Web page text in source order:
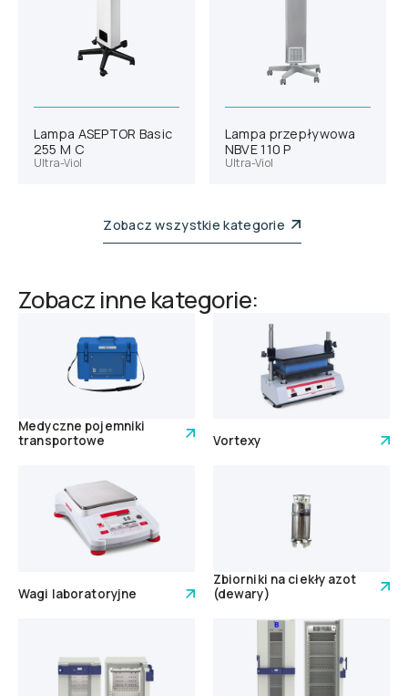
Lampa ASEPTOR Basic
255 M C
Ultra-Viol
Lampa przepływowa
NBVE 110 P
Ultra-Viol
Zobacz wszystkie kategorie
Zobacz inne kategorie:
Medyczne pojemniki
transportowe
Vortexy
Wagi laboratoryjne
Zbiorniki na ciekły azot
(dewary)